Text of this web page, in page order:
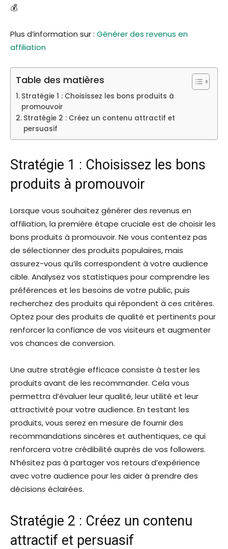
💰
Plus d’information sur : Générer des revenus en
affiliation
Table des matières
Stratégie 1 : Choisissez les bons produits à
promouvoir
Stratégie 2 : Créez un contenu attractif et
persuasif
Stratégie 1 : Choisissez les bons
produits à promouvoir
Lorsque vous souhaitez générer des revenus en
affiliation, la première étape cruciale est de choisir les
bons produits à promouvoir. Ne vous contentez pas
de sélectionner des produits populaires, mais
assurez-vous qu’ils correspondent à votre audience
cible. Analysez vos statistiques pour comprendre les
préférences et les besoins de votre public, puis
recherchez des produits qui répondent à ces critères.
Optez pour des produits de qualité et pertinents pour
renforcer la confiance de vos visiteurs et augmenter
vos chances de conversion.
Une autre stratégie efficace consiste à tester les
produits avant de les recommander. Cela vous
permettra d’évaluer leur qualité, leur utilité et leur
attractivité pour votre audience. En testant les
produits, vous serez en mesure de fournir des
recommandations sincères et authentiques, ce qui
renforcera votre crédibilité auprès de vos followers.
N’hésitez pas à partager vos retours d’expérience
avec votre audience pour les aider à prendre des
décisions éclairées.
Stratégie 2 : Créez un contenu
attractif et persuasif